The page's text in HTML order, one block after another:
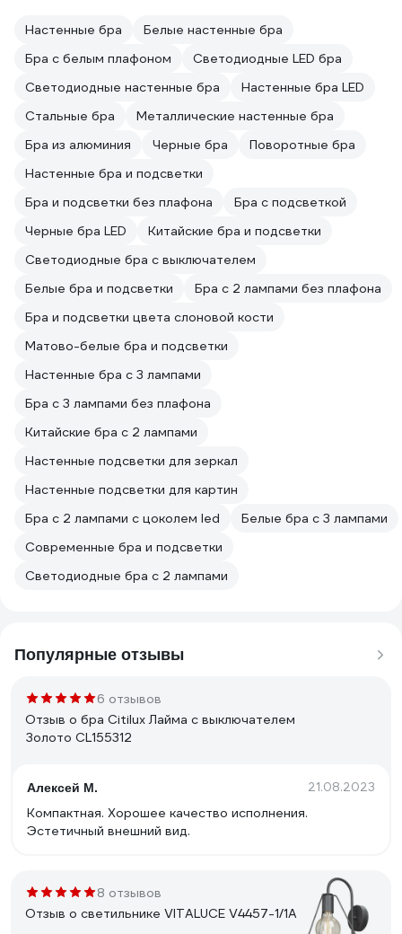
Настенные бра
Белые настенные бра
Бра с белым плафоном
Светодиодные LED бра
Светодиодные настенные бра
Настенные бра LED
Стальные бра
Металлические настенные бра
Бра из алюминия
Черные бра
Поворотные бра
Настенные бра и подсветки
Бра и подсветки без плафона
Бра с подсветкой
Черные бра LED
Китайские бра и подсветки
Светодиодные бра с выключателем
Белые бра и подсветки
Бра с 2 лампами без плафона
Бра и подсветки цвета слоновой кости
Матово-белые бра и подсветки
Настенные бра с 3 лампами
Бра с 3 лампами без плафона
Китайские бра с 2 лампами
Настенные подсветки для зеркал
Настенные подсветки для картин
Бра с 2 лампами с цоколем led
Белые бра с 3 лампами
Современные бра и подсветки
Светодиодные бра с 2 лампами
Популярные отзывы
6 отзывов
Отзыв о бра Citilux Лайма с выключателем
Золото CL155312
Алексей М. 21.08.2023
Компактная. Хорошее качество исполнения.
Эстетичный внешний вид.
8 отзывов
Отзыв о светильнике VITALUCE V4457-1/1A